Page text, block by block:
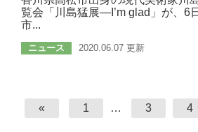
覧会「川島猛展―I’m glad」が、6
市...
ニュース 2020.06.07 更新
« 1 … 3 4